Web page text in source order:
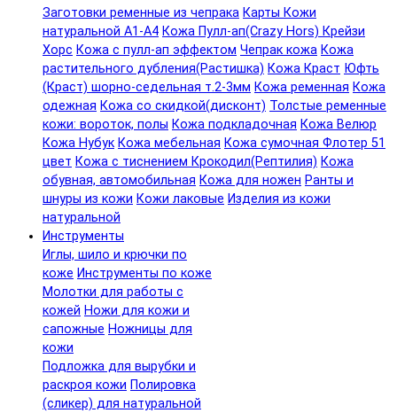
Заготовки ременные из чепрака Карты Кожи
натуральной А1-А4 Кожа Пулл-ап(Crazy Hors) Крейзи
Хорс Кожа с пулл-ап эффектом Чепрак кожа Кожа
растительного дубления(Растишка) Кожа Краст Юфть
(Краст) шорно-седельная т.2-3мм Кожа ременная Кожа
одежная Кожа со скидкой(дисконт) Толстые ременные
кожи: вороток, полы Кожа подкладочная Кожа Велюр
Кожа Нубук Кожа мебельная Кожа сумочная Флотер 51
цвет Кожа с тиснением Крокодил(Рептилия) Кожа
обувная, автомобильная Кожа для ножен Ранты и
шнуры из кожи Кожи лаковые Изделия из кожи
натуральной
Инструменты
Иглы, шило и крючки по
коже Инструменты по коже
Молотки для работы с
кожей Ножи для кожи и
сапожные Ножницы для
кожи
Подложка для вырубки и
раскроя кожи Полировка
(сликер) для натуральной